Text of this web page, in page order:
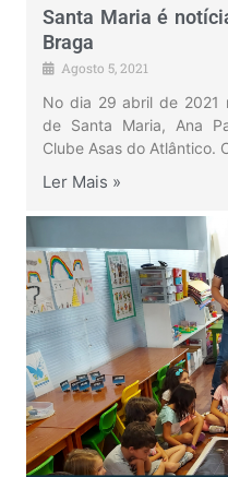
Santa Maria é
Braga
Agosto 5, 2021
No dia 29 abril de 2021
de Santa Maria, Ana
Clube Asas do Atlântico.
Ler Mais »